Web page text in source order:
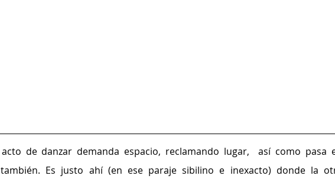
también. Es justo ahí (en ese paraje sibilino e inexacto) donde la